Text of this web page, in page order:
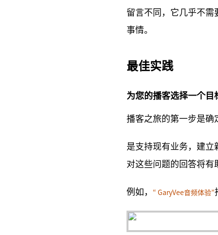
留言不同，它几乎不需
事情。
最佳实践
为您的播客选择一个目
播客之旅的第一步是确
是支持现有业务，建立
对这些问题的回答将有
例如， “ GaryVee音频体验”